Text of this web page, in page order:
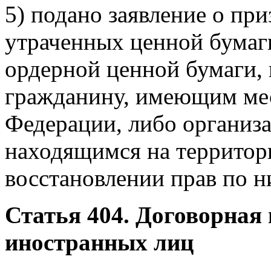
5) подано заявление о
утраченных ценной
ордерной ценной
гражданину, имеющим
Федерации, либо
находящимся на
восстановлении прав по
Статья 404. Договорная
иностранных лиц